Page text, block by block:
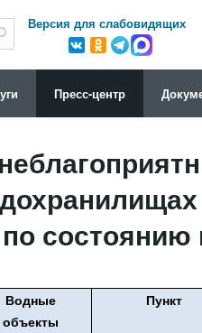
Версия для слабовидящих
Пресс-центр
состоянию
Водные
объекты
Пункт